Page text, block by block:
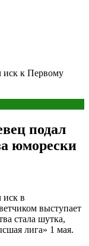
иск к Первому
подал
юморески
иск в
выступает
стала шутка,
лига» 1 мая.